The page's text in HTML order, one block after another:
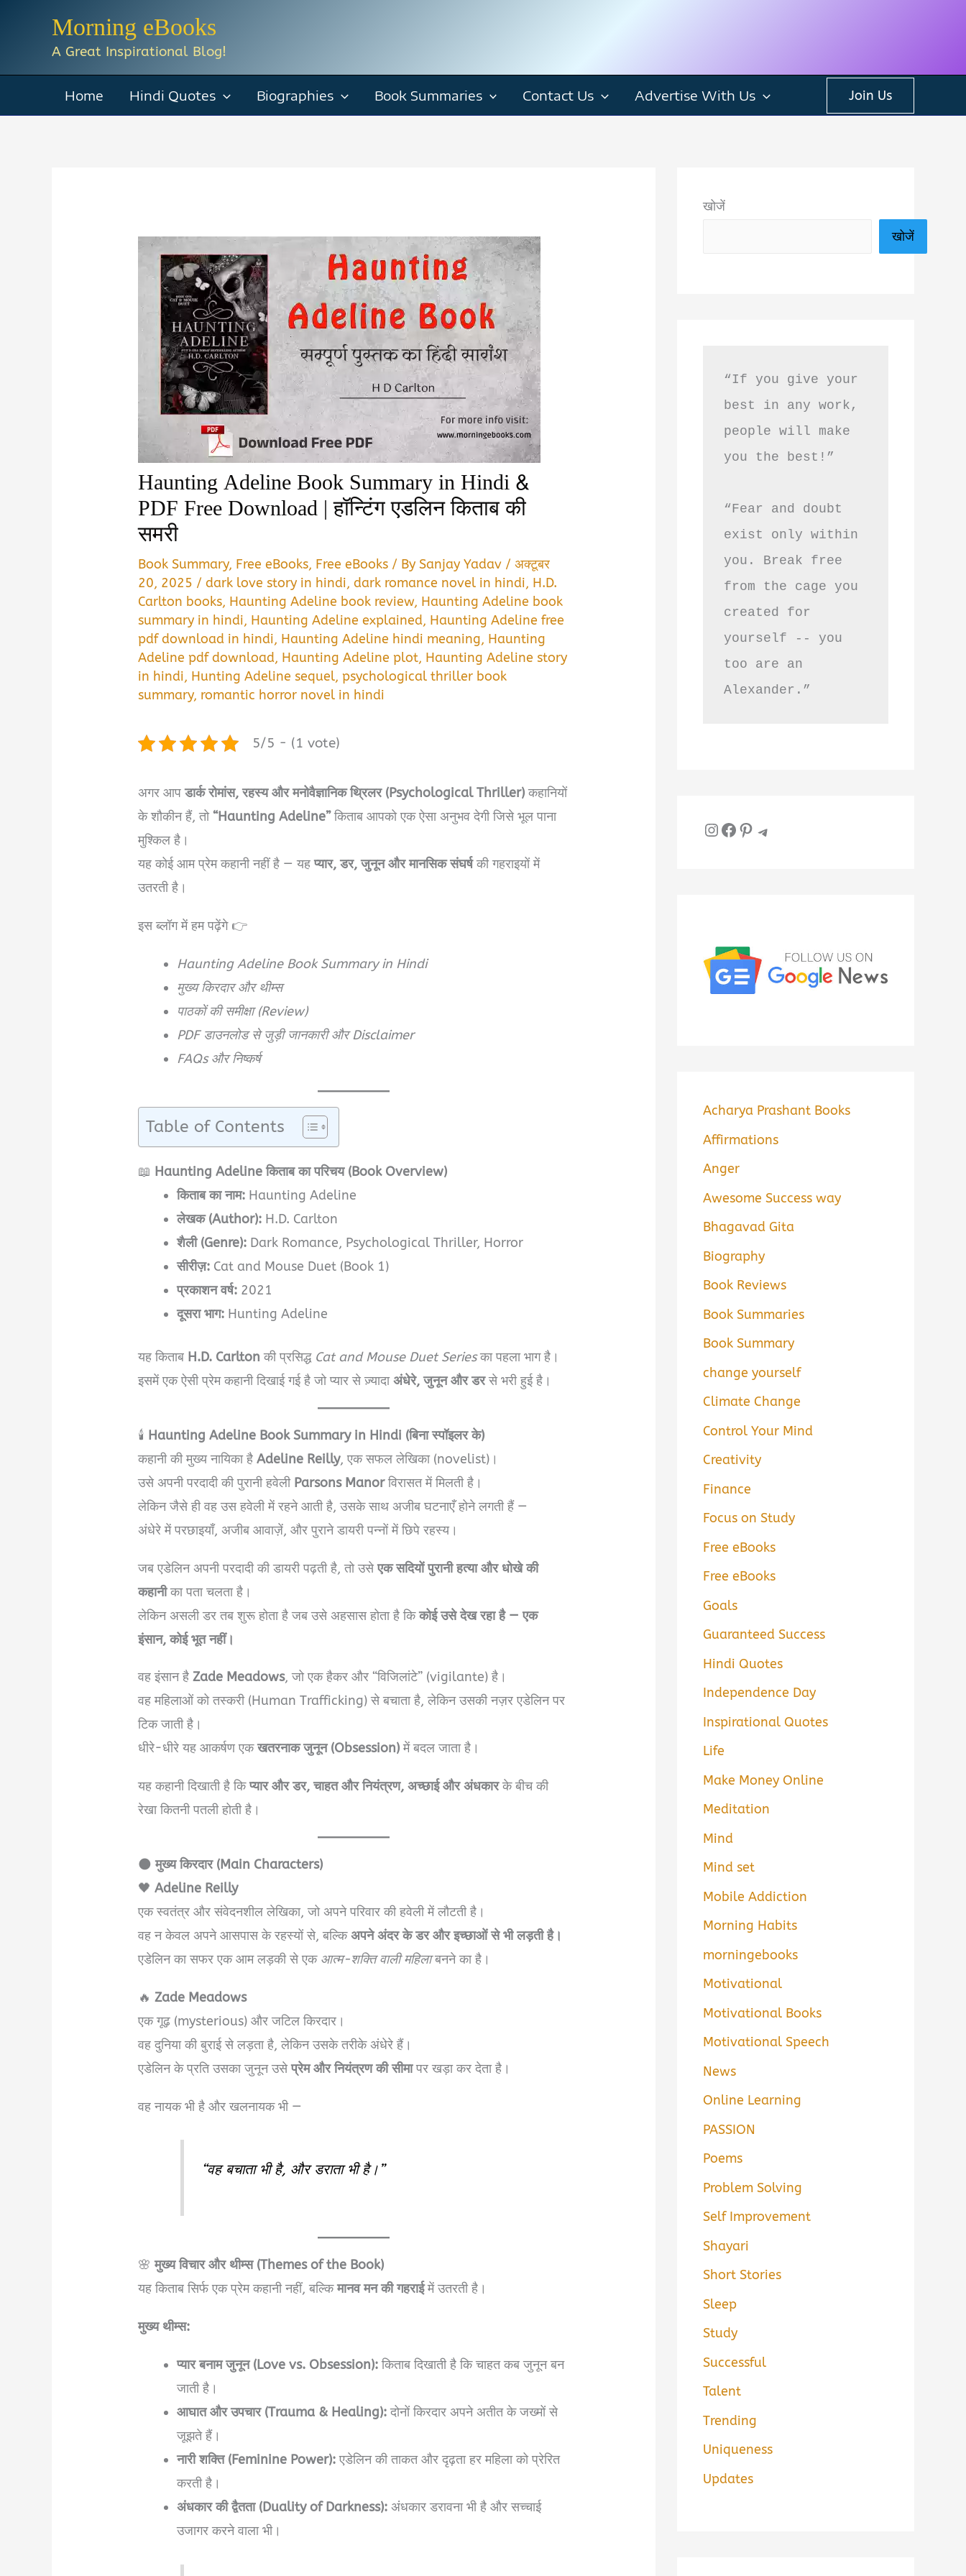
Morning eBooks
A Great Inspirational Blog!
Home Hindi Quotes Biographies Book Summaries Contact Us Advertise With Us Join Us
Haunting Adeline Book Summary in Hindi &
PDF Free Download | हॉन्टिंग एडलिन किताब की
समरी
Book Summary, Free eBooks, Free eBooks / BySanjay Yadav /अक्टूबर
20, 2025 /dark love story in hindi,dark romance novel in hindi, H.D.
Carlton books, Haunting Adeline book review, Haunting Adeline book
summary in hindi, Haunting Adeline explained, Haunting Adeline free
pdf download in hindi, Haunting Adeline hindi meaning, Haunting
Adeline pdf download, Haunting Adeline plot, Haunting Adeline story
in hindi, Hunting Adeline sequel,psychological thriller book
summary, romantic horror novel in hindi
5/5 - (1 vote)
अगर आपडार्क रोमांस, रहस्य और मनोवैज्ञानिक थ्रिलर (Psychological Thriller)कहानियों
के शौकीन हैं, तो“Haunting Adeline”किताब आपको एक ऐसा अनुभव देगी जिसे भूल पाना
मुश्किल है।
यह कोई आम प्रेम कहानी नहीं है — यहप्यार, डर, जुनून और मानसिक संघर्षकी गहराइयों में
उतरती है।
इस ब्लॉग में हम पढ़ेंगे 👉
Haunting Adeline Book Summary in Hindi
मुख्य किरदार और थीम्स
पाठकों की समीक्षा (Review)
PDF डाउनलोड से जुड़ी जानकारी और Disclaimer
FAQs और निष्कर्ष
Table of Contents
📖 Haunting Adeline किताब का परिचय (Book Overview)
किताब का नाम: Haunting Adeline
लेखक (Author): H.D. Carlton
शैली (Genre): Dark Romance, Psychological Thriller, Horror
सीरीज़: Cat and Mouse Duet (Book 1)
प्रकाशन वर्ष: 2021
दूसरा भाग: Hunting Adeline
यह किताब H.D. Carlton की प्रसिद्ध Cat and Mouse Duet Seriesका पहला भाग है।
इसमें एक ऐसी प्रेम कहानी दिखाई गई है जो प्यार से ज़्यादाअंधेरे, जुनून और डरसे भरी हुई है।
🕯️ Haunting Adeline Book Summary in Hindi (बिना स्पॉइलर के)
कहानी की मुख्य नायिका हैAdeline Reilly, एक सफल लेखिका (novelist)।
उसे अपनी परदादी की पुरानी हवेली Parsons Manorविरासत में मिलती है।
लेकिन जैसे ही वह उस हवेली में रहने आती है, उसके साथ अजीब घटनाएँ होने लगती हैं —
अंधेरे में परछाइयाँ, अजीब आवाज़ें, और पुराने डायरी पन्नों में छिपे रहस्य।
जब एडेलिन अपनी परदादी की डायरी पढ़ती है, तो उसेएक सदियों पुरानी हत्या और धोखे की
कहानीका पता चलता है।
लेकिन असली डर तब शुरू होता है जब उसे अहसास होता है किकोई उसे देख रहा है — एक
इंसान, कोई भूत नहीं।
वह इंसान हैZade Meadows, जो एक हैकर और “विजिलांटे” (vigilante) है।
वह महिलाओं को तस्करी (Human Trafficking) से बचाता है, लेकिन उसकी नज़र एडेलिन पर
टिक जाती है।
धीरे-धीरे यह आकर्षण एकखतरनाक जुनून (Obsession)में बदल जाता है।
यह कहानी दिखाती है किप्यार और डर, चाहत और नियंत्रण, अच्छाई और अंधकारके बीच की
रेखा कितनी पतली होती है।
🌑मुख्य किरदार (Main Characters)
🖤Adeline Reilly
एक स्वतंत्र और संवेदनशील लेखिका, जो अपने परिवार की हवेली में लौटती है।
वह न केवल अपने आसपास के रहस्यों से, बल्किअपने अंदर के डर और इच्छाओं से भी लड़ती है।
एडेलिन का सफर एक आम लड़की से एक आत्म-शक्ति वाली महिलाबनने का है।
🔥Zade Meadows
एक गूढ़ (mysterious) और जटिल किरदार।
वह दुनिया की बुराई से लड़ता है, लेकिन उसके तरीके अंधेरे हैं।
एडेलिन के प्रति उसका जुनून उसेप्रेम और नियंत्रण की सीमापर खड़ा कर देता है।
वह नायक भी है और खलनायक भी —
“वह बचाता भी है, और डराता भी है।”
🌸मुख्य विचार और थीम्स (Themes of the Book)
यह किताब सिर्फ एक प्रेम कहानी नहीं, बल्किमानव मन की गहराईमें उतरती है।
मुख्य थीम्स:
प्यार बनाम जुनून (Love vs. Obsession):किताब दिखाती है कि चाहत कब जुनून बन
जाती है।
आघात और उपचार (Trauma & Healing):दोनों किरदार अपने अतीत के जख्मों से
जूझते हैं।
नारी शक्ति (Feminine Power):एडेलिन की ताकत और दृढ़ता हर महिला को प्रेरित
करती है।
अंधकार की द्वैतता (Duality of Darkness): अंधकार डरावना भी है और सच्चाई
उजागर करने वाला भी।
खोजें
खोजें
“If you give your
best in any work,
people will make
you the best!”
“Fear and doubt
exist only within
you. Break free
from the cage you
created for
yourself -- you
too are an
Alexander.”
InstagramFacebook Pinterest Telegram
Acharya Prashant Books
Affirmations
Anger
Awesome Success way
Bhagavad Gita
Biography
Book Reviews
Book Summaries
Book Summary
change yourself
Climate Change
Control Your Mind
Creativity
Finance
Focus on Study
Free eBooks
Free eBooks
Goals
Guaranteed Success
Hindi Quotes
Independence Day
Inspirational Quotes
Life
Make Money Online
Meditation
Mind
Mind set
Mobile Addiction
Morning Habits
morningebooks
Motivational
Motivational Books
Motivational Speech
News
Online Learning
PASSION
Poems
Problem Solving
Self Improvement
Shayari
Short Stories
Sleep
Study
Successful
Talent
Trending
Uniqueness
Updates